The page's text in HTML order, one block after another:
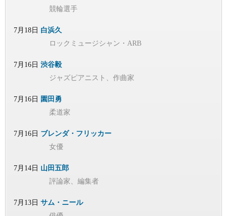
競輪選手
7月18日 白浜久
ロックミュージシャン・ARB
7月16日 渋谷毅
ジャズピアニスト、作曲家
7月16日 園田勇
柔道家
7月16日 ブレンダ・フリッカー
女優
7月14日 山田五郎
評論家、編集者
7月13日 サム・ニール